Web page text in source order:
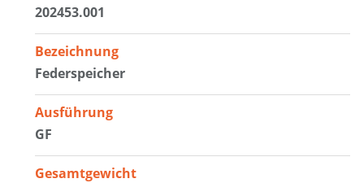
202453.001
Bezeichnung
Federspeicher
Ausführung
GF
Gesamtgewicht